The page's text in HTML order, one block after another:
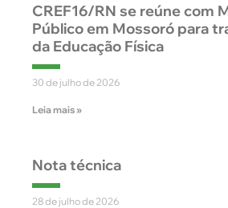
CREF16/RN se reúne com
Público em Mossoró para
da Educação Física
30 de julho de 2026
Leia mais »
Nota técnica
28 de julho de 2026